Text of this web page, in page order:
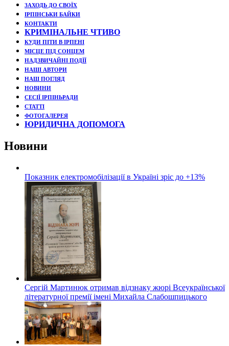
ЗАХОДЬ ДО СВОЇХ
ІРПІНСЬКИ БАЙКИ
КОНТАКТИ
КРИМІНАЛЬНЕ ЧТИВО
КУДИ ПІТИ В ІРПЕНІ
МІСЦЕ ПІД СОНЦЕМ
НАДЗВИЧАЙНІ ПОДЇЇ
НАШІ АВТОРИ
НАШ ПОГЛЯД
НОВИНИ
СЕСІЇ ІРПІНЬРАДИ
СТАТТІ
ФОТОГАЛЕРЕЯ
ЮРИДИЧНА ДОПОМОГА
Новини
Показник електромобілізації в Україні зріс до +13%
Сергій Мартинюк отримав відзнаку жюрі Всеукраїнської
літературної премії імені Михайла Слабошпицького